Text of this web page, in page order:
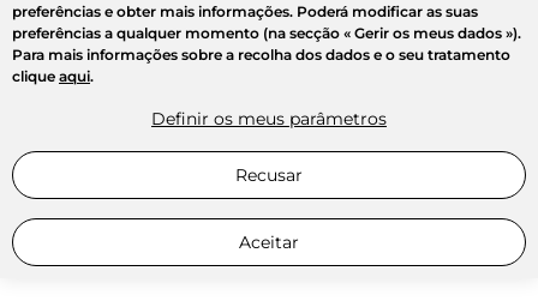
preferências e obter mais informações. Poderá modificar as suas
preferências a qualquer momento (na secção « Gerir os meus dados »).
Para mais informações sobre a recolha dos dados e o seu tratamento
clique aqui.
Definir os meus parâmetros
Recusar
Aceitar